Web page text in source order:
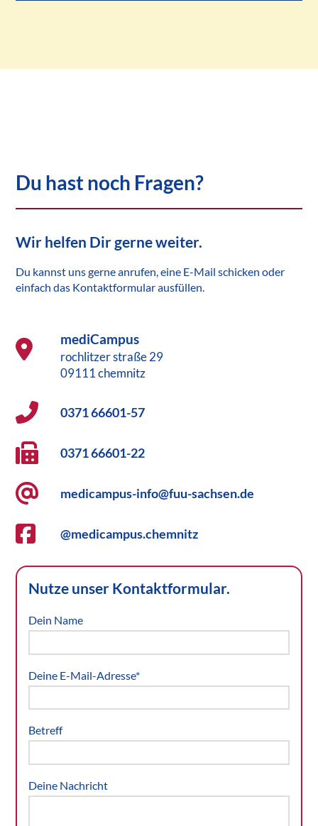
Du hast noch Fragen?
Wir helfen Dir gerne weiter.
Du kannst uns gerne anrufen, eine E-Mail schicken oder
einfach das Kontaktformular ausfüllen.
mediCampus
rochlitzer straße 29
09111 chemnitz
0371 66601-57
0371 66601-22
medicampus-info@fuu-sachsen.de
@medicampus.chemnitz
Nutze unser Kontaktformular.
Dein Name
Deine E-Mail-Adresse*
Betreff
Deine Nachricht